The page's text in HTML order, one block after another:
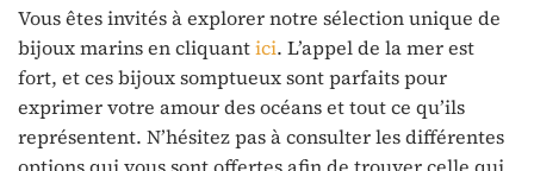
Vous êtes invités à explorer notre sélection unique de
bijoux marins en cliquantici. L’appel de la mer est
fort, et ces bijoux somptueux sont parfaits pour
exprimer votre amour des océans et tout ce qu’ils
représentent. N’hésitez pas à consulter les différentes